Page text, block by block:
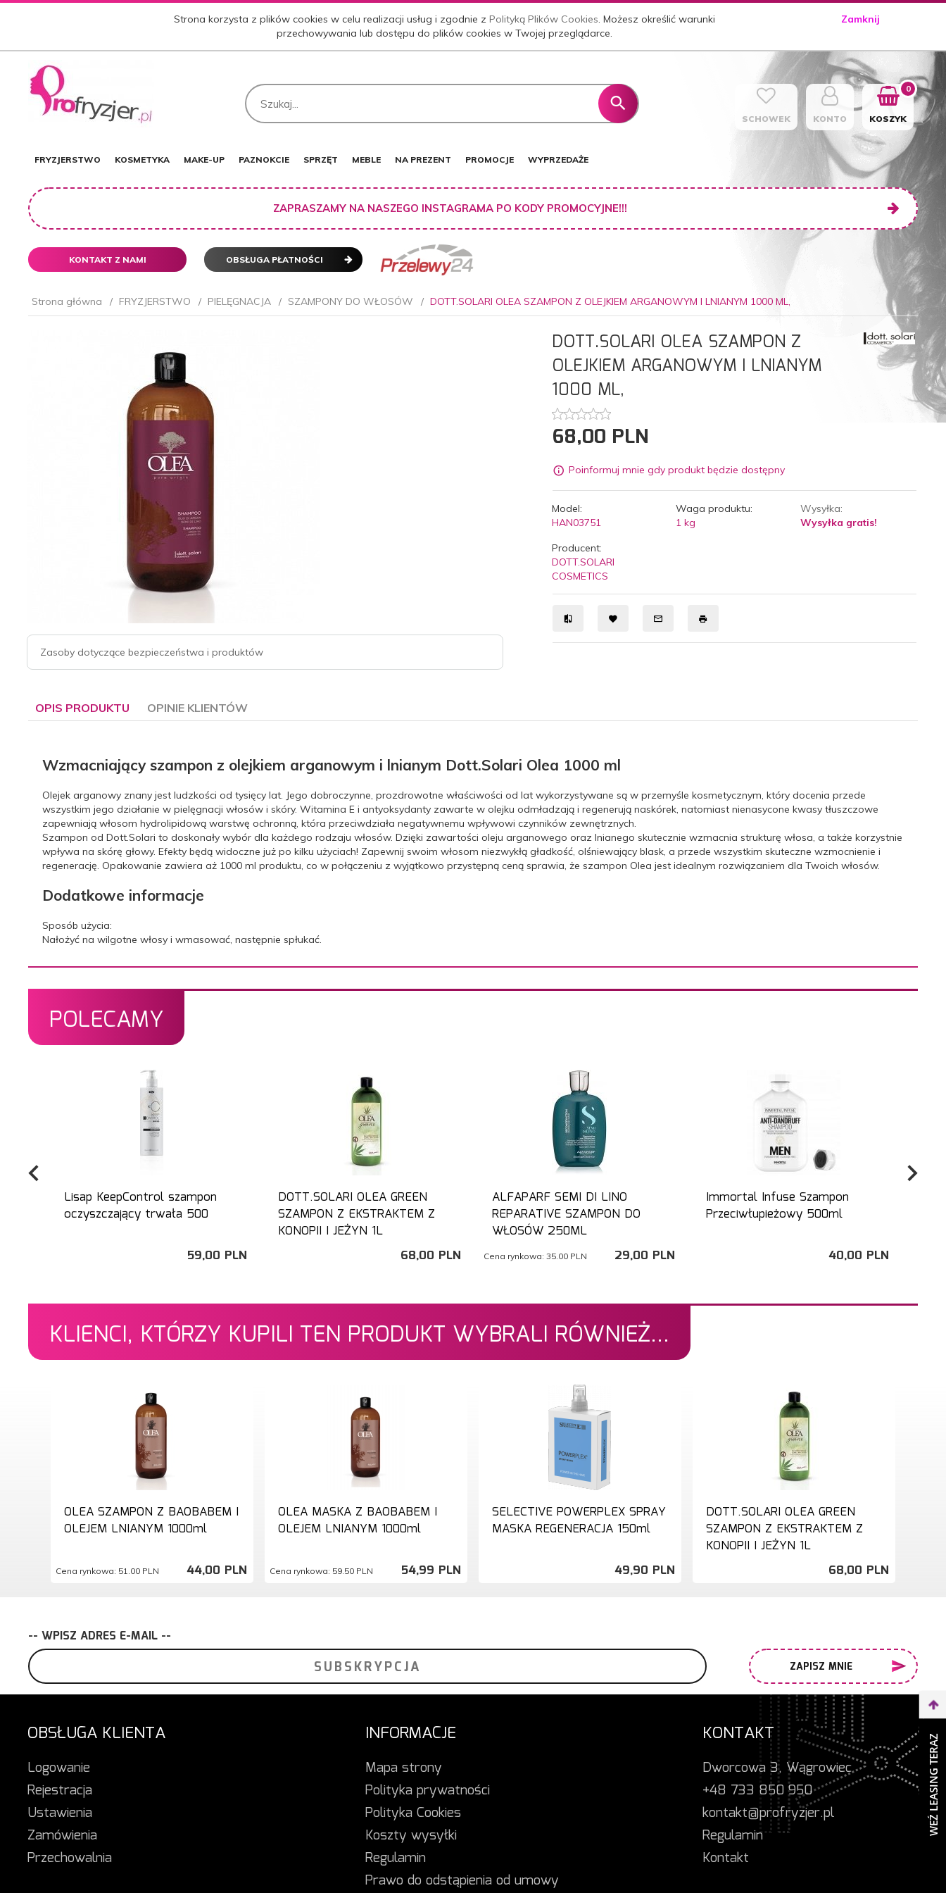
Strona korzysta z plików cookies w celu realizacji usług i zgodnie zPolityką Plików Cookies. Możesz określić warunki
przechowywania lub dostępu do plików cookies w Twojej przeglądarce.
Zamknij
SCHOWEK KONTO KOSZYK
0
FRYZJERSTWO KOSMETYKA MAKE-UP PAZNOKCIE SPRZĘT MEBLE NA PREZENT PROMOCJE WYPRZEDAŻE
ZAPRASZAMY NA NASZEGO INSTAGRAMA PO KODY PROMOCYJNE!!!
KONTAKT Z NAMI OBSŁUGA PŁATNOŚCI
Strona główna FRYZJERSTWO PIELĘGNACJA SZAMPONY DO WŁOSÓW DOTT.SOLARI OLEA SZAMPON Z OLEJKIEM ARGANOWYM I LNIANYM 1000 ML,
Zasoby dotyczące bezpieczeństwa i produktów
DOTT.SOLARI OLEA SZAMPON Z
OLEJKIEM ARGANOWYM I LNIANYM
1000 ML,
68,00 PLN
Poinformuj mnie gdy produkt będzie dostępny
Model:
HAN03751
Waga produktu:
1 kg
Wysyłka:
Wysyłka gratis!
Producent:
DOTT.SOLARI
COSMETICS
OPIS PRODUKTU OPINIE KLIENTÓW
Wzmacniający szampon z olejkiem arganowym i lnianym Dott.Solari Olea 1000 ml
Olejek arganowy znany jest ludzkości od tysięcy lat. Jego dobroczynne, prozdrowotne właściwości od lat wykorzystywane są w przemyśle kosmetycznym, który docenia przede
wszystkim jego działanie w pielęgnacji włosów i skóry. Witamina E i antyoksydanty zawarte w olejku odmładzają i regenerują naskórek, natomiast nienasycone kwasy tłuszczowe
zapewniają włosom hydrolipidową warstwę ochronną, która przeciwdziała negatywnemu wpływowi czynników zewnętrznych.
Szampon od Dott.Solari to doskonały wybór dla każdego rodzaju włosów. Dzięki zawartości oleju arganowego oraz lnianego skutecznie wzmacnia strukturę włosa, a także korzystnie
wpływa na skórę głowy. Efekty będą widoczne już po kilku użyciach! Zapewnij swoim włosom niezwykłą gładkość, olśniewający blask, a przede wszystkim skuteczne wzmocnienie i
regenerację. Opakowanie zawiera aż 1000 ml produktu, co w połączeniu z wyjątkowo przystępną ceną sprawia, że szampon Olea jest idealnym rozwiązaniem dla Twoich włosów.
Dodatkowe informacje
Sposób użycia:
Nałożyć na wilgotne włosy i wmasować, następnie spłukać.
POLECAMY
Lisap KeepControl szampon
oczyszczający trwała 500
59,00 PLN
DOTT.SOLARI OLEA GREEN
SZAMPON Z EKSTRAKTEM Z
KONOPII I JEŻYN 1L
68,00 PLN
ALFAPARF SEMI DI LINO
REPARATIVE SZAMPON DO
WŁOSÓW 250ML
29,00 PLN
Cena rynkowa: 35.00 PLN
Immortal Infuse Szampon
Przeciwłupieżowy 500ml
40,00 PLN
KLIENCI, KTÓRZY KUPILI TEN PRODUKT WYBRALI RÓWNIEŻ...
OLEA SZAMPON Z BAOBABEM I
OLEJEM LNIANYM 1000ml
44,00 PLN
Cena rynkowa: 51.00 PLN
OLEA MASKA Z BAOBABEM I
OLEJEM LNIANYM 1000ml
54,99 PLN
Cena rynkowa: 59.50 PLN
SELECTIVE POWERPLEX SPRAY
MASKA REGENERACJA 150ml
49,90 PLN
DOTT.SOLARI OLEA GREEN
SZAMPON Z EKSTRAKTEM Z
KONOPII I JEŻYN 1L
68,00 PLN
-- WPISZ ADRES E-MAIL --
ZAPISZ MNIE
OBSŁUGA KLIENTA
Logowanie
Rejestracja
Ustawienia
Zamówienia
Przechowalnia
INFORMACJE
Mapa strony
Polityka prywatności
Polityka Cookies
Koszty wysyłki
Regulamin
Prawo do odstąpienia od umowy
KONTAKT
Dworcowa 3, Wągrowiec
+48 733 850 950
kontakt@profryzjer.pl
Regulamin
Kontakt
WEŹ LEASING TERAZ